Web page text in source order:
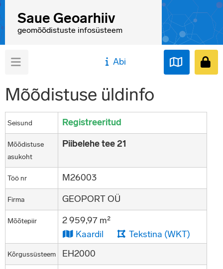
Saue Geoarhiiv
geomõõdistuste infosüsteem
Abi
Mõõdistuse üldinfo
Seisund Registreeritud
Mõõdistuse
asukoht
Piibelehe tee 21
Töö nr M26003
Firma GEOPORT OÜ
Mõõtepiir
2 959,97 m²
Kaardil
Tekstina (WKT)
Kõrgussüsteem EH2000